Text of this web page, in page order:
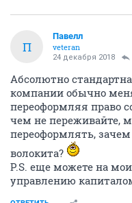
П
Павелл
veteran
24 декабря 2018
Абсолютно
компании обычно
переоформляя право
чем не переживайте,
переоформлять,
волокита?
P.S. еще можете на
управлению